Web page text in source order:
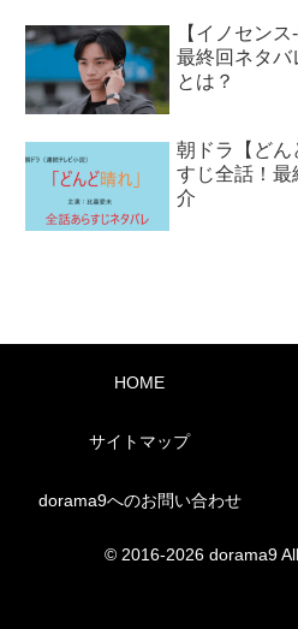
【イノセン
最終回ネタ
とは？
朝ドラ【どん
すじ全話！最
介
HOME
サイトマップ
dorama9へのお問い合わせ
© 2016-2026 dorama9